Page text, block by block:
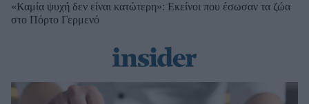
«Καμία ψυχή δεν είναι κατώτερη»: Εκείνοι που έσωσαν τα ζώα
στο Πόρτο Γερμενό